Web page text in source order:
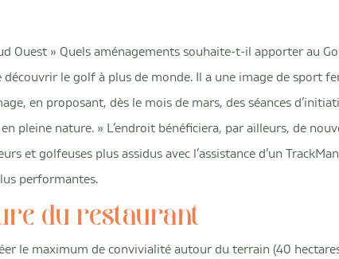
Ouest » Quels aménagements souhaite-t-il apporter au
le golf à plus de monde. Il a une image de sport
en proposant, dès le mois de mars, des séances
pleine nature. » L’endroit bénéficiera, par ailleurs, de
et golfeuses plus assidus avec l’assistance d’un
performantes.
du restaurant
le maximum de convivialité autour du terrain (40